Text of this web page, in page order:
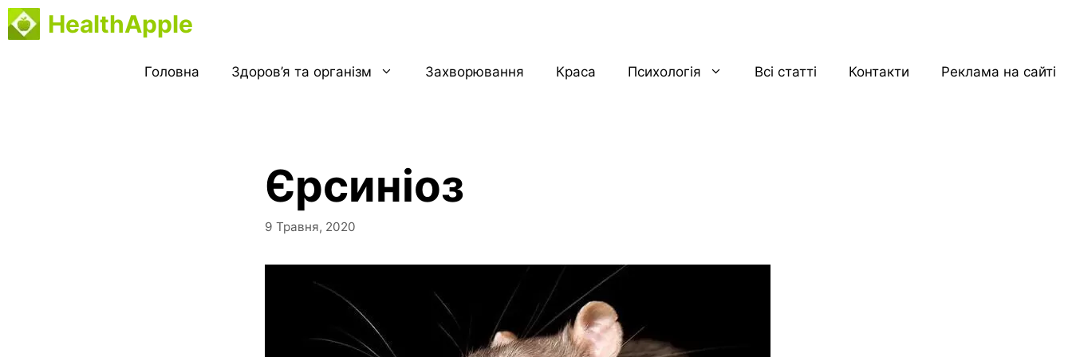
Перейти
до
HealthApple
Головна Здоров’я та організм Захворювання Краса Психологія Всі статті Контакти Реклама на сайті
Єрсиніоз
9 Травня, 2020